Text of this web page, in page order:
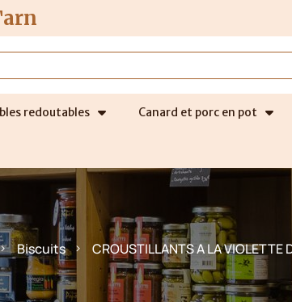
redoutables Canard et porc en pot
Biscuits CROUSTILLANTS A LA VIOLETTE